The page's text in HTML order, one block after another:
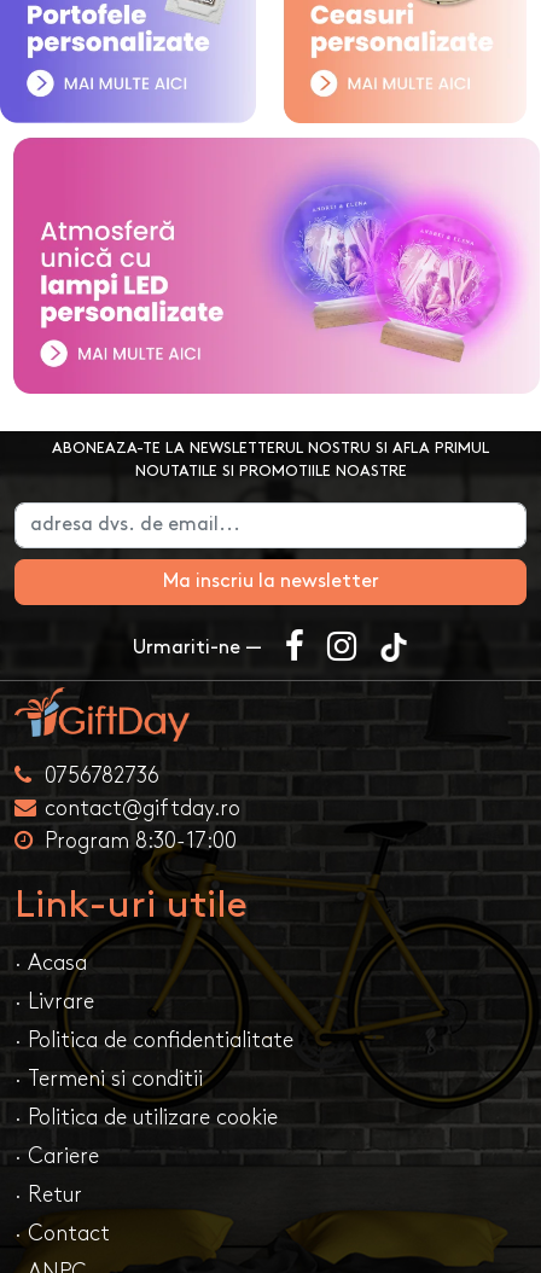
ABONEAZA-TE LA NEWSLETTERUL NOSTRU SI AFLA PRIMUL
NOUTATILE SI PROMOTIILE NOASTRE
Ma inscriu la newsletter
Urmariti-ne —
0756782736
contact@giftday.ro
Program 8:30-17:00
Link-uri utile
· Acasa
· Livrare
· Politica de confidentialitate
· Termeni si conditii
· Politica de utilizare cookie
· Cariere
· Retur
· Contact